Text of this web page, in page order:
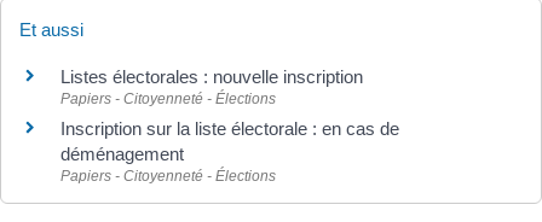
Et aussi
Listes électorales : nouvelle inscription
Papiers - Citoyenneté - Élections
Inscription sur la liste électorale : en cas de
déménagement
Papiers - Citoyenneté - Élections